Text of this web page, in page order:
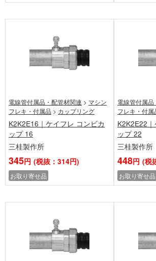
電線管付属品・配管材関連 > マシン
フレキ・付属品 > カップリング
K2K2E16｜ケイフレ コンビカ
ップ 16
三桂製作所
345円 (税抜：314円)
お取り寄せ品
電線管付属
フレキ・付属
K2K2E22
ップ 22
三桂製作所
448円 (税
お取り寄せ品